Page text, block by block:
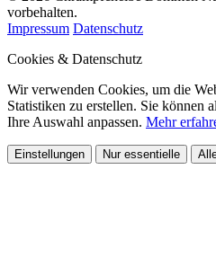
vorbehalten.
Impressum Datenschutz
Cookies & Datenschutz
Wir verwenden Cookies, um die
Statistiken zu erstellen. Sie können
Ihre Auswahl anpassen. Mehr
Einstellungen Nur essentielle